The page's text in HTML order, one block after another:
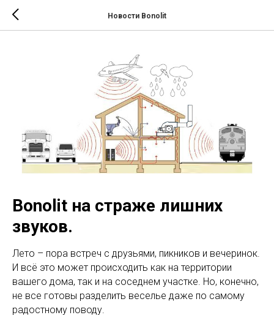
Новости Bonolit
Bonolit на страже лишних
звуков.
Лето – пора встреч с друзьями, пикников и вечеринок.
И всё это может происходить как на территории
вашего дома, так и на соседнем участке. Но, конечно,
не все готовы разделить веселье даже по самому
радостному поводу.